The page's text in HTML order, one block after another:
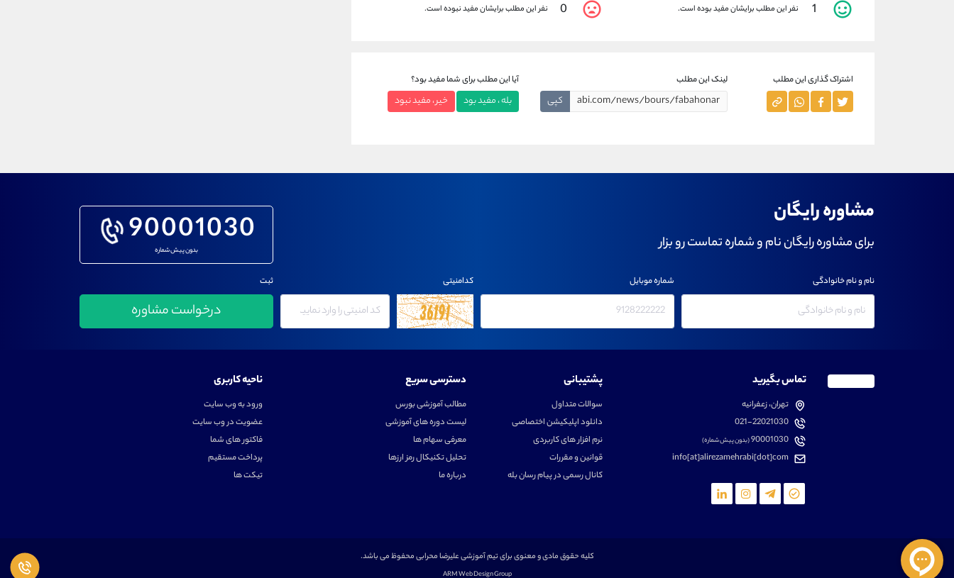
1 نفر این مطلب برایشان مفید بوده است. 0 نفر این مطلب برایشان مفید نبوده است.
اشتراک گذاری این مطلب لینک این مطلب
کپی
آیا این مطلب برای شما مفید بود؟
بله ، مفید بود خیر ، مفید نبود
مشاوره رایگان
برای مشاوره رایگان نام و شماره تماست رو بزار 90001030
بدون پیش شماره
نام و نام خانوادگی شماره موبایل کدامنیتی ثبت
تماس بگیرید
تهران، زعفرانیه
021-22021030
90001030(بدون پیش شماره)
info[at]alirezamehrabi[dot]com
پشتیبانی
سوالات متداول
دانلود اپلیکیشن اختصاصی
نرم افزار های کاربردی
قوانین و مقررات
کانال رسمی در پیام رسان بله
دسترسی سریع
مطالب آموزشی بورس
لیست دوره های آموزشی
معرفی سهام ها
تحلیل تکنیکال رمز ارزها
درباره ما
ناحیه کاربری
ورود به وب سایت
عضویت در وب سایت
فاکتور های شما
پرداخت مستقیم
تیکت ها
کلیه حقوق مادی و معنوی برای تیم آموزشی علیرضا محرابی محفوظ می باشد.
ARM Web Design Group